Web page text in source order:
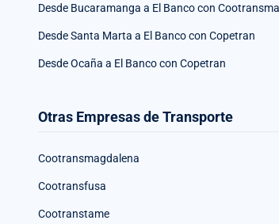
Desde Bucaramanga a El Banco con
Desde Santa Marta a El Banco con Copetran
Desde Ocaña a El Banco con Copetran
Otras Empresas de Transporte
Cootransmagdalena
Cootransfusa
Cootranstame